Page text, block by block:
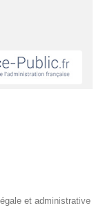
et administrative